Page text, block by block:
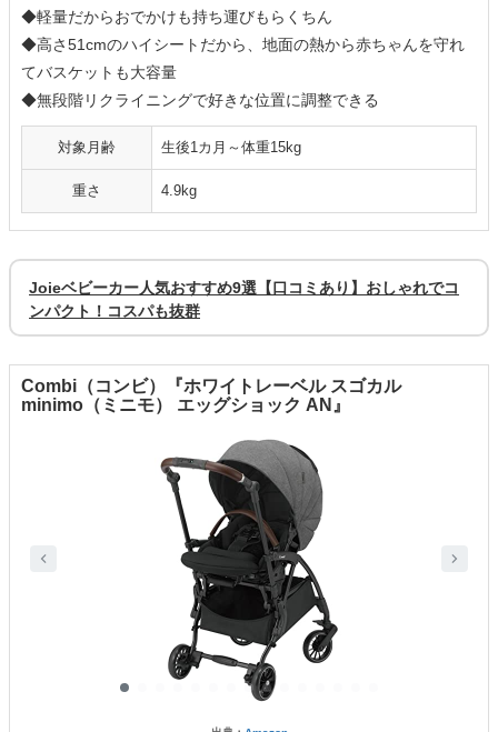
◆軽量だからおでかけも持ち運びもらくちん
◆高さ51cmのハイシートだから、地面の熱から赤ちゃんを守れ
てバスケットも大容量
◆無段階リクライニングで好きな位置に調整できる
対象月齢 生後1カ月～体重15kg
重さ 4.9kg
Joieベビーカー人気おすすめ9選【口コミあり】おしゃれでコ
ンパクト！コスパも抜群
Combi（コンビ）『ホワイトレーベル スゴカル
minimo（ミニモ） エッグショック AN』